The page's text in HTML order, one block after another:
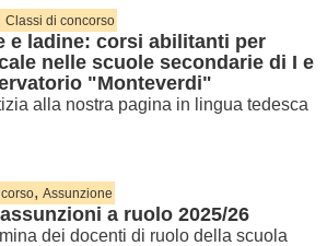
Classi di concorso
e ladine: corsi abilitanti per
nelle scuole secondarie di I e
"Monteverdi"
alla nostra pagina in lingua tedesca
, Assunzione
a ruolo 2025/26
dei docenti di ruolo della scuola